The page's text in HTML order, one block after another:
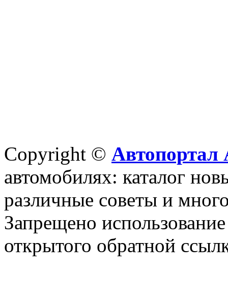
Copyright © Автопортал
автомобилях: каталог
различные советы и
Запрещено
открытого обратной